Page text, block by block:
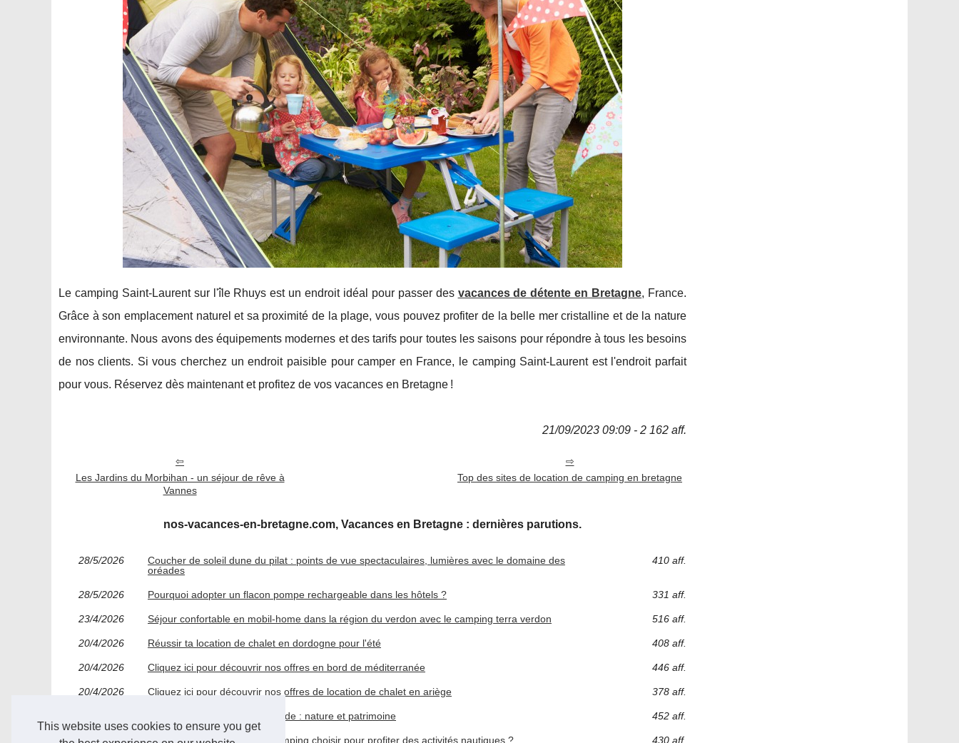
This website uses cookies to ensure you get
Le camping Saint-Laurent sur l'île Rhuys est un endroit idéal pour passer des vacances de détente en Bretagne, France.
Grâce à son emplacement naturel et sa proximité de la plage, vous pouvez profiter de la belle mer cristalline et de la nature
environnante. Nous avons des équipements modernes et des tarifs pour toutes les saisons pour répondre à tous les besoins
de nos clients. Si vous cherchez un endroit paisible pour camper en France, le camping Saint-Laurent est l'endroit parfait
pour vous. Réservez dès maintenant et profitez de vos vacances en Bretagne !
21/09/2023 09:09 - 2 162 aff.
Les Jardins du Morbihan - un séjour de rêve à
Vannes
Top des sites de location de camping en bretagne
nos-vacances-en-bretagne.com, Vacances en Bretagne : dernières parutions.
28/5/2026
Coucher de soleil dune du pilat : points de vue spectaculaires, lumières avec le domaine des
oréades
410 aff.
28/5/2026 Pourquoi adopter un flacon pompe rechargeable dans les hôtels ? 331 aff.
23/4/2026 Séjour confortable en mobil-home dans la région du verdon avec le camping terra verdon 516 aff.
20/4/2026 Réussir ta location de chalet en dordogne pour l'été 408 aff.
20/4/2026 Cliquez ici pour découvrir nos offres en bord de méditerranée 446 aff.
20/4/2026 Cliquez ici pour découvrir nos offres de location de chalet en ariège 378 aff.
Camping 5 étoiles aveyron guide : nature et patrimoine 452 aff.
14/4/2026 Gorges de l'ardèche : quel camping choisir pour profiter des activités nautiques ? 430 aff.